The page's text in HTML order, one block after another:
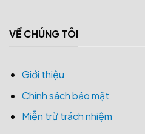
VỀ CHÚNG TÔI
Giới thiệu
Chính sách bảo mật
Miễn trừ trách nhiệm